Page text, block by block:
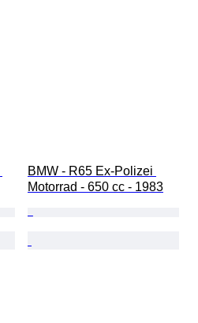
BMW - R65 Ex-Polizei
Motorrad - 650 cc - 1983